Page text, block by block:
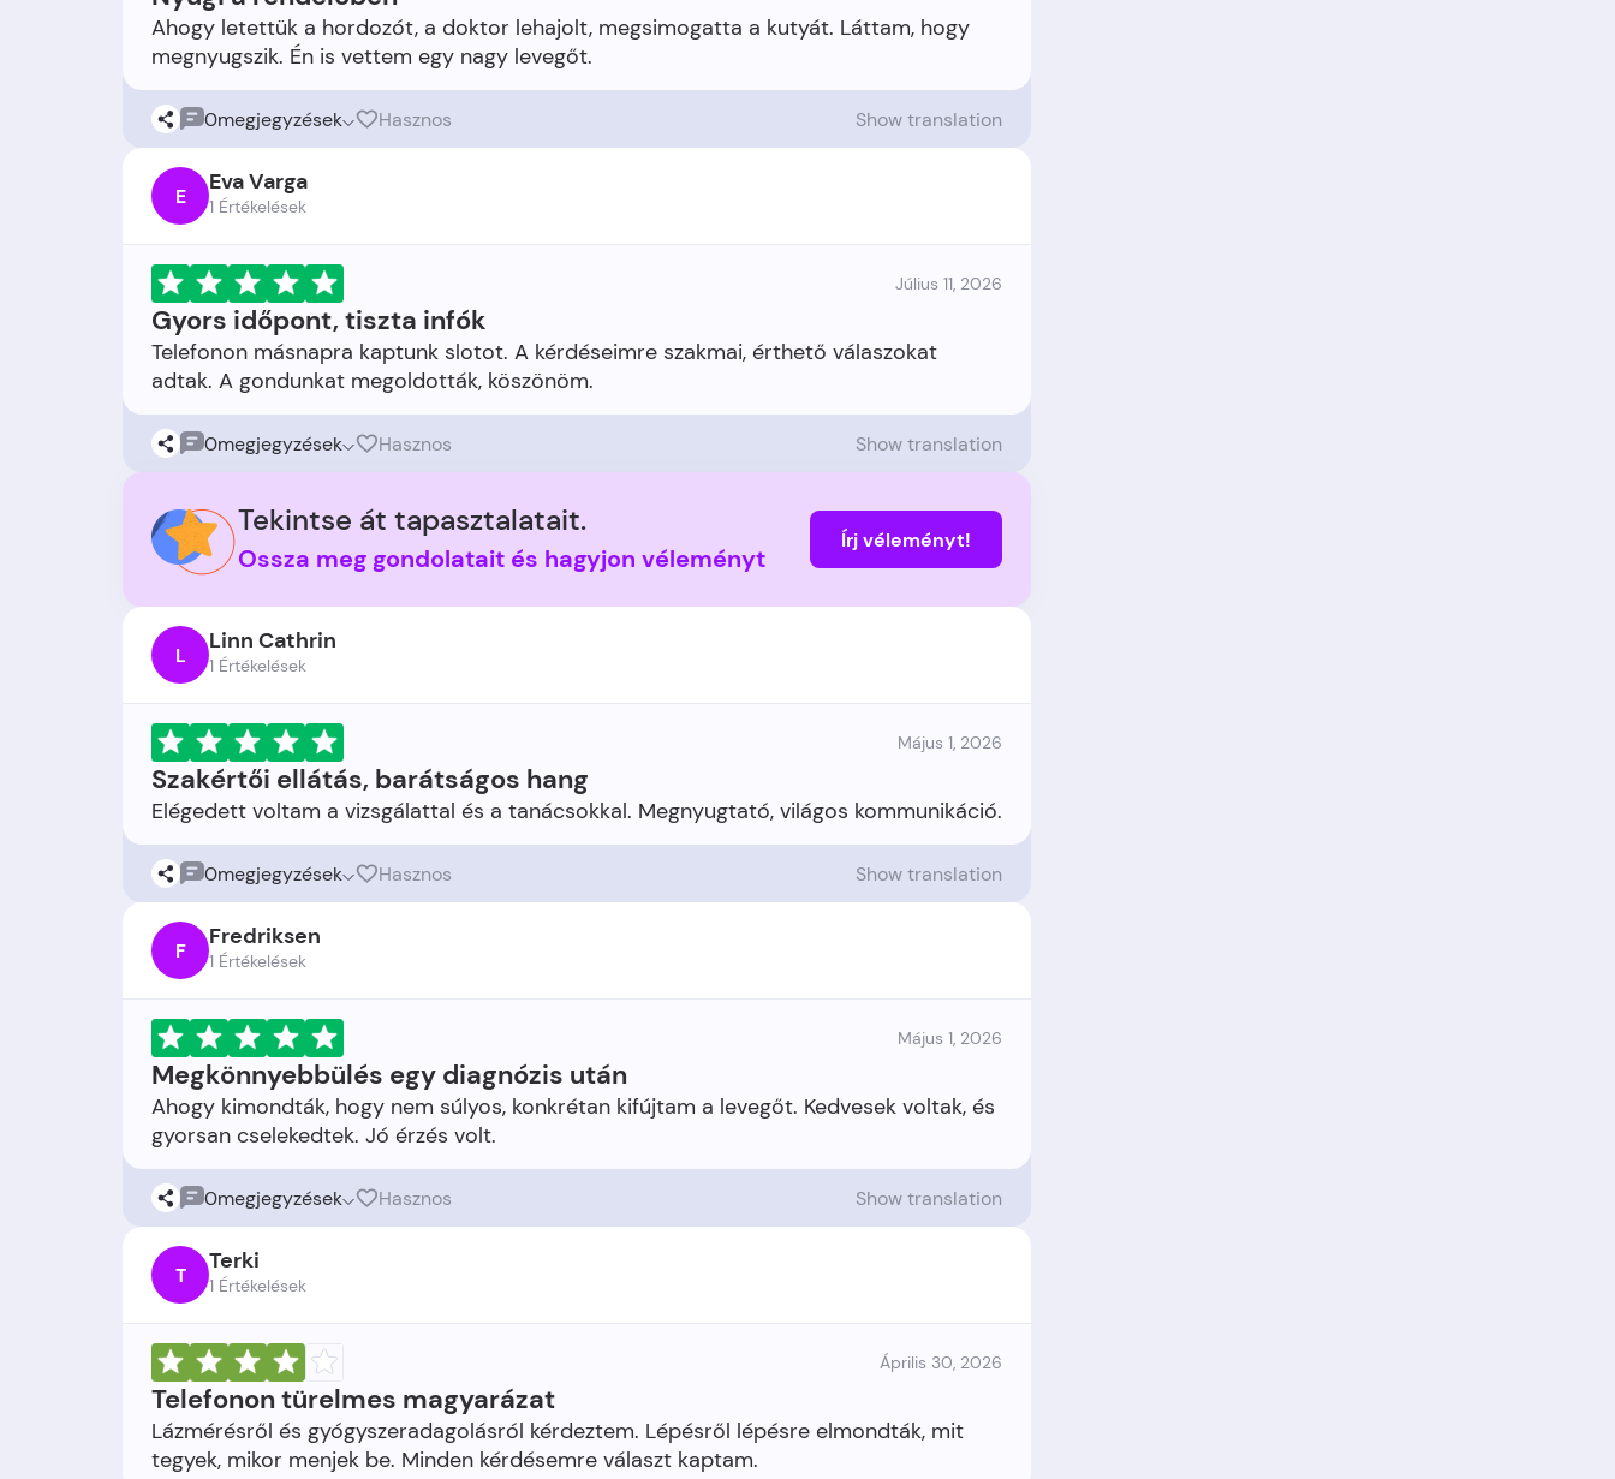
Ahogy letettük a hordozót, a doktor lehajolt, megsimogatta a kutyát. Láttam, hogy
0megjegyzések Hasznos Show translation
E Eva Varga
1 Értékelések
Július 11, 2026
Gyors időpont, tiszta infók
Telefonon másnapra kaptunk slotot. A kérdéseimre szakmai, érthető válaszokat
0megjegyzések Hasznos Show translation
Tekintse át tapasztalatait.
Ossza meg gondolatait és hagyjon véleményt
Írj véleményt!
L Linn Cathrin
1 Értékelések
Május 1, 2026
Szakértői ellátás, barátságos hang
0megjegyzések Hasznos Show translation
F Fredriksen
1 Értékelések
Május 1, 2026
Megkönnyebbülés egy diagnózis után
Ahogy kimondták, hogy nem súlyos, konkrétan kifújtam a levegőt. Kedvesek voltak, és
0megjegyzések Hasznos Show translation
T Terki
1 Értékelések
Április 30, 2026
Telefonon türelmes magyarázat
Lázmérésről és gyógyszeradagolásról kérdeztem. Lépésről lépésre elmondták, mit